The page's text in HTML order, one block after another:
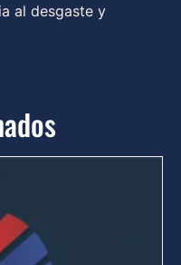
al desgaste y